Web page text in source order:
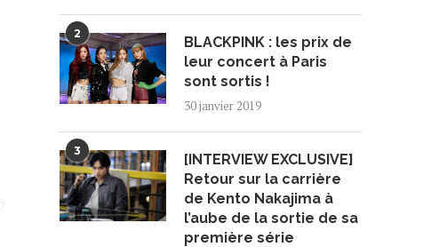
2
BLACKPINK : les prix de
leur concert à Paris
sont sortis !
30 janvier 2019
3
[INTERVIEW EXCLUSIVE]
Retour sur la carrière
de Kento Nakajima à
l’aube de la sortie de sa
première série